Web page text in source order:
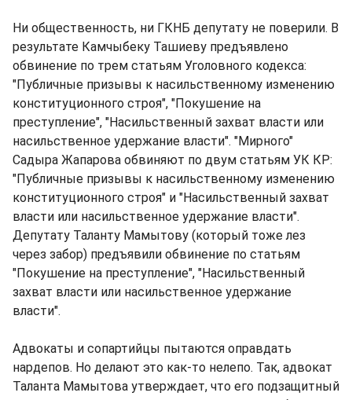
Ни общественность, ни ГКНБ депутату не поверили. В
результате Камчыбеку Ташиеву предъявлено
обвинение по трем статьям Уголовного кодекса:
"Публичные призывы к насильственному изменению
конституционного строя", "Покушение на
преступление", "Насильственный захват власти или
насильственное удержание власти". "Мирного"
Садыра Жапарова обвиняют по двум статьям УК КР:
"Публичные призывы к насильственному изменению
конституционного строя" и "Насильственный захват
власти или насильственное удержание власти".
Депутату Таланту Мамытову (который тоже лез
через забор) предъявили обвинение по статьям
"Покушение на преступление", "Насильственный
захват власти или насильственное удержание
власти".
Адвокаты и сопартийцы пытаются оправдать
нардепов. Но делают это как-то нелепо. Так, адвокат
Таланта Мамытова утверждает, что его подзащитный